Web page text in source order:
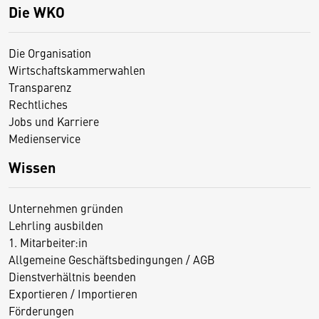
Die WKO
Die Organisation
Wirtschaftskammerwahlen
Transparenz
Rechtliches
Jobs und Karriere
Medienservice
Wissen
Unternehmen gründen
Lehrling ausbilden
1. Mitarbeiter:in
Allgemeine Geschäftsbedingungen / AGB
Dienstverhältnis beenden
Exportieren / Importieren
Förderungen